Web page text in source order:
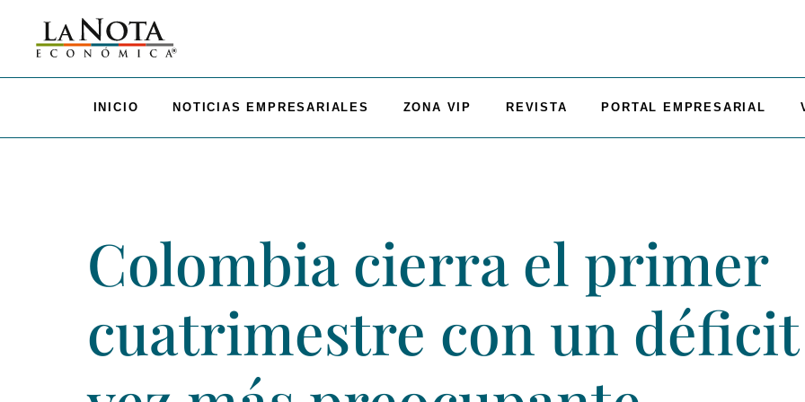
INICIO NOTICIAS EMPRESARIALES ZONA VIP REVISTA PORTAL EMPRESARIAL
Colombia cierra el primer
cuatrimestre con un